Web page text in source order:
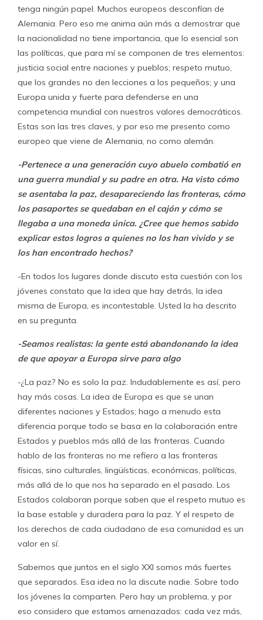
tenga ningún papel. Muchos europeos desconfían de
Alemania. Pero eso me anima aún más a demostrar que
la nacionalidad no tiene importancia, que lo esencial son
las políticas, que para mí se componen de tres elementos:
justicia social entre naciones y pueblos; respeto mutuo,
que los grandes no den lecciones a los pequeños; y una
Europa unida y fuerte para defenderse en una
competencia mundial con nuestros valores democráticos.
Estas son las tres claves, y por eso me presento como
europeo que viene de Alemania, no como alemán.
-Pertenece a una generación cuyo abuelo combatió en
una guerra mundial y su padre en otra. Ha visto cómo
se asentaba la paz, desapareciendo las fronteras, cómo
los pasaportes se quedaban en el cajón y cómo se
llegaba a una moneda única. ¿Cree que hemos sabido
explicar estos logros a quienes no los han vivido y se
los han encontrado hechos?
-En todos los lugares donde discuto esta cuestión con los
jóvenes constato que la idea que hay detrás, la idea
misma de Europa, es incontestable. Usted la ha descrito
en su pregunta.
-Seamos realistas: la gente está abandonando la idea
de que apoyar a Europa sirve para algo
-¿La paz? No es solo la paz. Indudablemente es así, pero
hay más cosas. La idea de Europa es que se unan
diferentes naciones y Estados; hago a menudo esta
diferencia porque todo se basa en la colaboración entre
Estados y pueblos más allá de las fronteras. Cuando
hablo de las fronteras no me refiero a las fronteras
físicas, sino culturales, lingüísticas, económicas, políticas,
más allá de lo que nos ha separado en el pasado. Los
Estados colaboran porque saben que el respeto mutuo es
la base estable y duradera para la paz. Y el respeto de
los derechos de cada ciudadano de esa comunidad es un
valor en sí.
Sabemos que juntos en el siglo XXI somos más fuertes
que separados. Esa idea no la discute nadie. Sobre todo
los jóvenes la comparten. Pero hay un problema, y por
eso considero que estamos amenazados: cada vez más,